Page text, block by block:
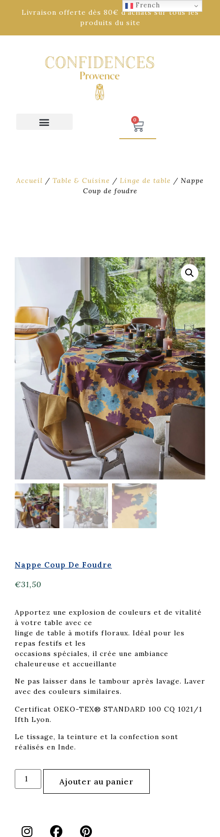
0
Accueil / Table & Cuisine / Linge de table / Nappe
Coup de foudre
Nappe Coup De Foudre
€31,50
Apportez une explosion de couleurs et de vitalité
à votre table avec ce
linge de table à motifs floraux. Idéal pour les
repas festifs et les
occasions spéciales, il crée une ambiance
chaleureuse et accueillante
Ne pas laisser dans le tambour après lavage. Laver
avec des couleurs similaires.
Certificat OEKO-TEX® STANDARD 100 CQ 1021/1
Ifth Lyon.
Le tissage, la teinture et la confection sont
réalisés en Inde.
Ajouter au panier
French
Livraison offerte dès 80€ d'achats sur tous les
produits du site